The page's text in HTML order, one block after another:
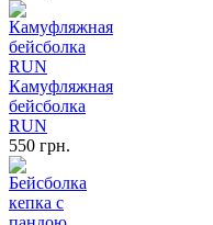
Камуфляжная
бейсболка
RUN
550 грн.